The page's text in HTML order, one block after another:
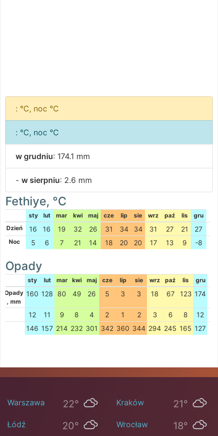
: °C, noc °C
: °C, noc °C
w grudniu: 174.1 mm
- w sierpniu: 2.6 mm
Fethiye, °C
sty lut mar kwi maj cze lip sie wrz paź lis
gru
Dzień
16 16 19 32 26 31 34 34 31 27 21 27
Noc 5 6 7 21 14 18 20 20 17 13 9 -8
Opady
sty lut mar kwi maj cze lip sie wrz paź lis
gru
Opady
, mm
160 128 80 49 26 5 3 3 18 67 123 174
12 11 9 8 4 2 1 2 3 6 8
12
146 157 214 232 301 342 360 344 294 245 165 127
Warszawa 22° Kraków 21°
Łódź 20° Wrocław 18°